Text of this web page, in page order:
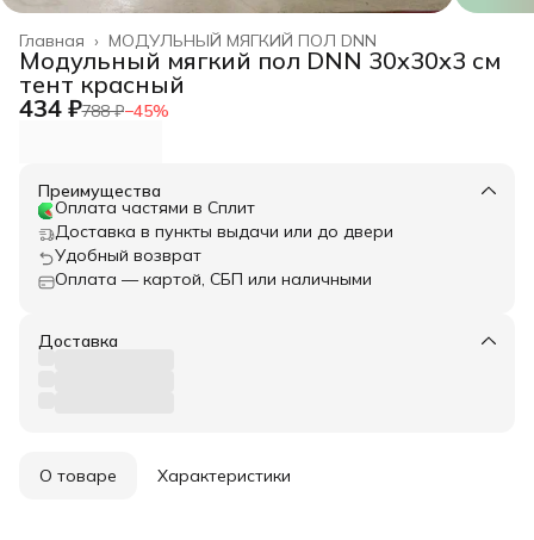
МОДУЛЬНЫЙ МЯГКИЙ ПОЛ DNN
Главная ›
Модульный мягкий пол DNN 30х30х3 см
тент красный
434 ₽788 ₽−45%
Преимущества
Оплата частями в Сплит
Доставка в пункты выдачи или до двери
Удобный возврат
Оплата — картой, СБП или наличными
Доставка
О товаре Характеристики